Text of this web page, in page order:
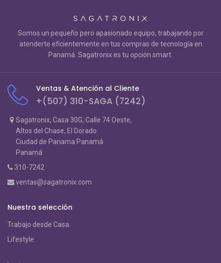
Somos un pequeño pero apasionado equipo, trabajando por
atenderte eficientemente en tus compras de tecnología en
Panamá. Sagatronix es tu opción smart.
Ventas & Atención al Cliente
+(507) 310-SAGA (7242)
Sagatronix, Casa 30G, Calle 74 Oeste,
Altos del Chase, El Dorado
Ciudad de Panama Panamá
Panamá
310-7242
ventas@sagatronix.com
Nuestra selección
Trabajo desde Casa
Lifestyle